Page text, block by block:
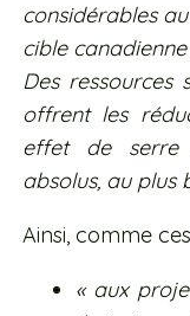
considérables
cible
Des
offrent les
effet de serre
absolus, au plus
Ainsi, comme
« aux